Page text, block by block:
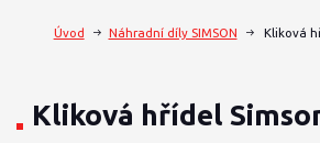
Úvod Náhradní díly SIMSON Kliková
Kliková hřídel